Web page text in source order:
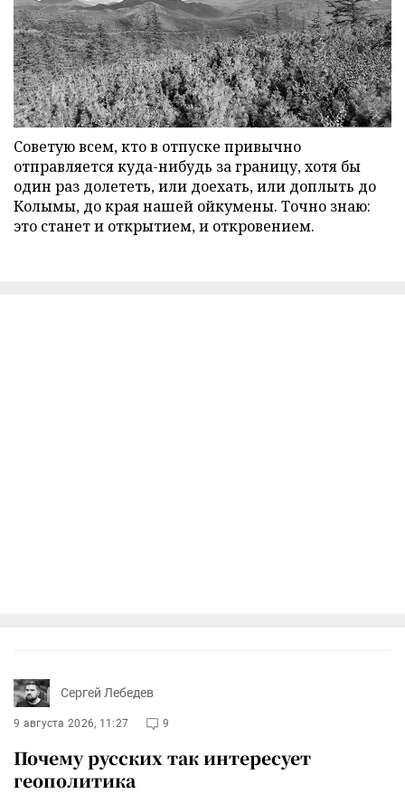
Советую всем, кто в отпуске привычно
отправляется куда-нибудь за границу, хотя бы
один раз долететь, или доехать, или доплыть до
Колымы, до края нашей ойкумены. Точно знаю:
это станет и открытием, и откровением.
Сергей Лебедев
9 августа 2026, 11:27 9
Почему русских так интересует
геополитика